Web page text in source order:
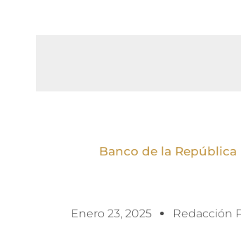
Banco de la
Enero 23, 2025 Redacción